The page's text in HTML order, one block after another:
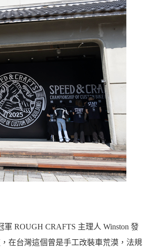
ROUGH CRAFTS 主理人 Winston 發
在台灣這個曾是手工改裝車荒漠，法規